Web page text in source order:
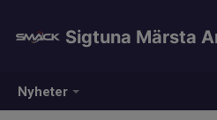
Nyheter
Sigtuna Märsta